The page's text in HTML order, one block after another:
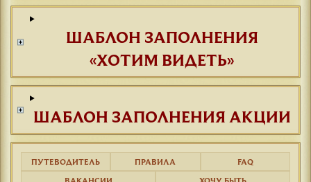
ШАБЛОН ЗАПОЛНЕНИЯ
«ХОТИМ ВИДЕТЬ»
ШАБЛОН ЗАПОЛНЕНИЯ АКЦИИ
ПУТЕВОДИТЕЛЬ ПРАВИЛА
FAQ